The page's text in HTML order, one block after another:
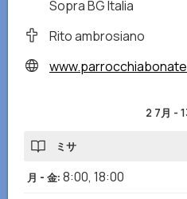
Sopra BG Italia
Rito ambrosiano
2 7月 -
ミサ
月 - 金: 8:00, 18:00